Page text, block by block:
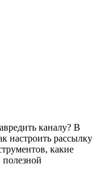
каналу? В
настроить рассылку
какие